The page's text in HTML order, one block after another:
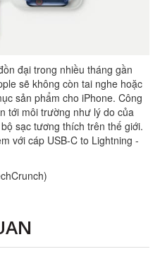
đại trong nhiều tháng gần
sẽ không còn tai nghe hoặc
sản phẩm cho iPhone. Công
tới môi trường như lý do của
sạc tương thích trên thế giới.
với cáp USB-C to Lightning -